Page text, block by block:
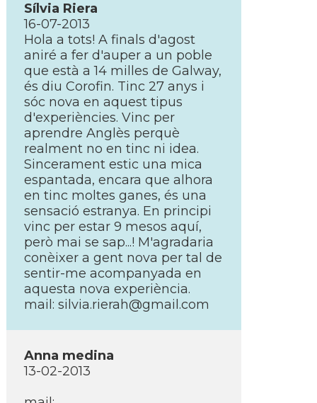
Sí­lvia Riera
16-07-2013
Hola a tots! A finals d'agost
aniré a fer d'auper a un poble
que està a 14 milles de Galway,
és diu Corofin. Tinc 27 anys i
sóc nova en aquest tipus
d'experiències. Vinc per
aprendre Anglès perquè
realment no en tinc ni idea.
Sincerament estic una mica
espantada, encara que alhora
en tinc moltes ganes, és una
sensació estranya. En principi
vinc per estar 9 mesos aquí­,
però mai se sap...! M'agradaria
conèixer a gent nova per tal de
sentir-me acompanyada en
aquesta nova experiència.
mail: silvia.rierah@gmail.com
Anna medina
13-02-2013